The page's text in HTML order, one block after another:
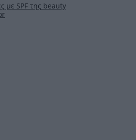
με SPF της beauty